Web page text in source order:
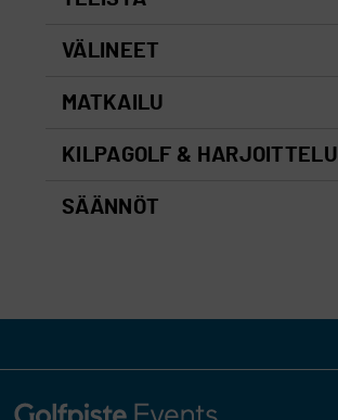
VÄLINEET
MATKAILU
KILPAGOLF & HARJOITTELU
SÄÄNNÖT